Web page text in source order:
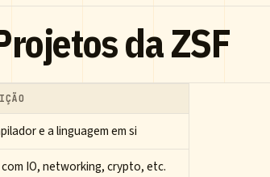
da ZSF
e a linguagem em si
IO, networking, crypto, etc.